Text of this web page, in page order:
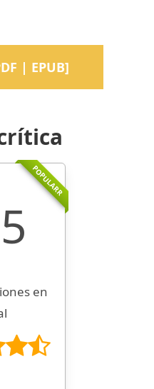
| EPUB]
POPULARR
en